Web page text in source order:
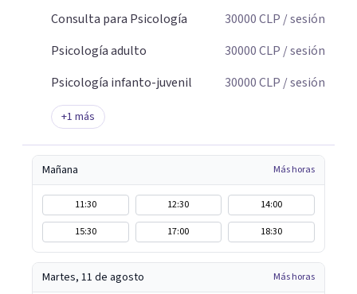
Consulta para Psicología
30000CLP / sesión
Psicología adulto
30000CLP / sesión
Psicología infanto-juvenil
30000CLP / sesión
+1 más
Mañana Más horas
11:30 12:30
14:00
15:30
17:00 18:30
Martes, 11 de agosto Más horas